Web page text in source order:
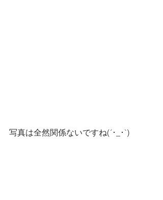
写真は全然関係ないですね(´･_･`)